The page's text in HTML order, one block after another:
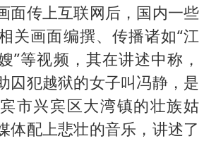
面传上互联网后，国内一些
关画面编撰、传播诸如“江
”等视频，其在讲述中称，
囚犯越狱的女子叫冯静，是
市兴宾区大湾镇的壮族姑
体配上悲壮的音乐，讲述了